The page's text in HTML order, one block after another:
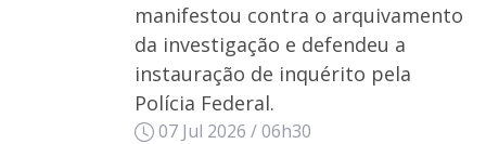
manifestou contra o arquivamento
da investigação e defendeu a
instauração de inquérito pela
Polícia Federal.
07 Jul 2026 / 06h30